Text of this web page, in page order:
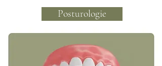
Posturologie